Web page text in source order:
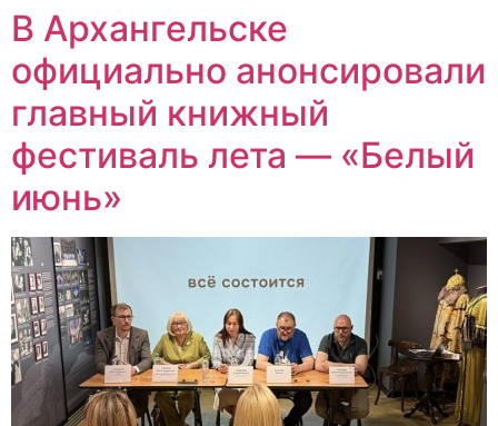
В Архангельске
официально анонсировали
главный книжный
фестиваль лета — «Белый
июнь»